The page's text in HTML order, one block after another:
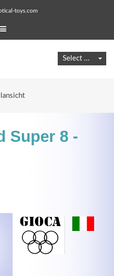
toys.com
Super 8 -
consectetuer adipiscing
INFOS